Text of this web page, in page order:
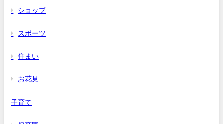
ショップ
スポーツ
住まい
お花見
子育て